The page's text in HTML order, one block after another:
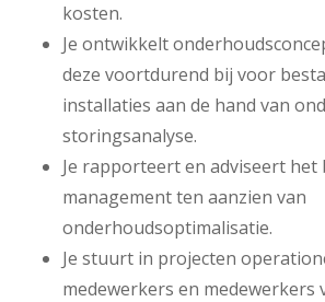
kosten.
Je ontwikkelt
deze voortdurend bij voor
installaties aan de hand van
storingsanalyse.
Je rapporteert en adviseert het
management ten aanzien van
onderhoudsoptimalisatie.
Je stuurt in projecten
medewerkers en medewerkers